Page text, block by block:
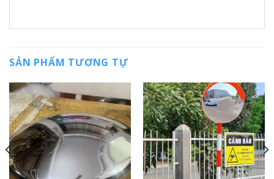
SẢN PHẨM TƯƠNG TỰ